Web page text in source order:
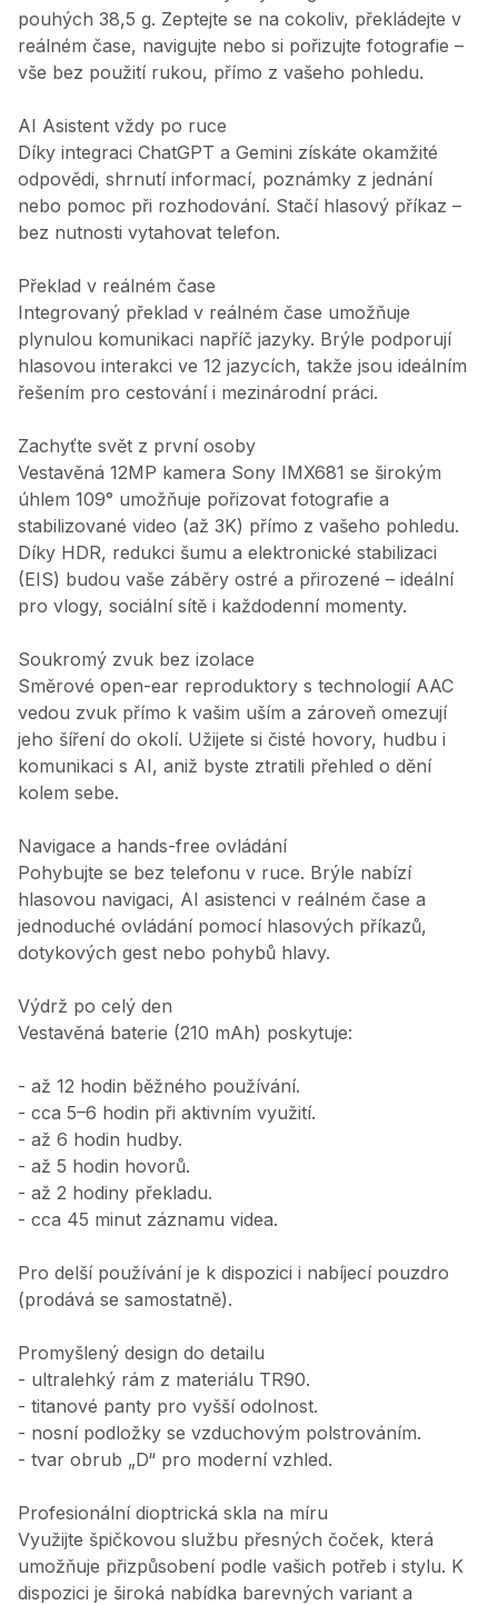
pouhých 38,5 g. Zeptejte se na cokoliv, překládejte v
reálném čase, navigujte nebo si pořizujte fotografie –
vše bez použití rukou, přímo z vašeho pohledu.
AI Asistent vždy po ruce
Díky integraci ChatGPT a Gemini získáte okamžité
odpovědi, shrnutí informací, poznámky z jednání
nebo pomoc při rozhodování. Stačí hlasový příkaz –
bez nutnosti vytahovat telefon.
Překlad v reálném čase
Integrovaný překlad v reálném čase umožňuje
plynulou komunikaci napříč jazyky. Brýle podporují
hlasovou interakci ve 12 jazycích, takže jsou ideálním
řešením pro cestování i mezinárodní práci.
Zachyťte svět z první osoby
Vestavěná 12MP kamera Sony IMX681 se širokým
úhlem 109° umožňuje pořizovat fotografie a
stabilizované video (až 3K) přímo z vašeho pohledu.
Díky HDR, redukci šumu a elektronické stabilizaci
(EIS) budou vaše záběry ostré a přirozené – ideální
pro vlogy, sociální sítě i každodenní momenty.
Soukromý zvuk bez izolace
Směrové open-ear reproduktory s technologií AAC
vedou zvuk přímo k vašim uším a zároveň omezují
jeho šíření do okolí. Užijete si čisté hovory, hudbu i
komunikaci s AI, aniž byste ztratili přehled o dění
kolem sebe.
Navigace a hands-free ovládání
Pohybujte se bez telefonu v ruce. Brýle nabízí
hlasovou navigaci, AI asistenci v reálném čase a
jednoduché ovládání pomocí hlasových příkazů,
dotykových gest nebo pohybů hlavy.
Výdrž po celý den
Vestavěná baterie (210 mAh) poskytuje:
- až 12 hodin běžného používání.
- cca 5–6 hodin při aktivním využití.
- až 6 hodin hudby.
- až 5 hodin hovorů.
- až 2 hodiny překladu.
- cca 45 minut záznamu videa.
Pro delší používání je k dispozici i nabíjecí pouzdro
(prodává se samostatně).
Promyšlený design do detailu
- ultralehký rám z materiálu TR90.
- titanové panty pro vyšší odolnost.
- nosní podložky se vzduchovým polstrováním.
- tvar obrub „D“ pro moderní vzhled.
Profesionální dioptrická skla na míru
Využijte špičkovou službu přesných čoček, která
umožňuje přizpůsobení podle vašich potřeb i stylu. K
dispozici je široká nabídka barevných variant a